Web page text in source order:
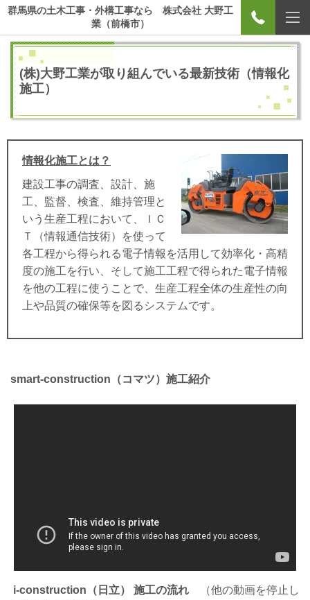
群馬県の土木工事・外構工事なら 株式会社 大野工
業（前橋市）
(株)大野工業が取り組んでいる最新技術（情報化
施工）
情報化施工とは？
建設工事の調査、設計、施
工、監督、検査、維持管理と
いう生産工程において、ＩＣ
Ｔ（情報通信技術）を使って
各工程から得られる電子情報を活用して効率化・高精
度の施工を行い、そして施工工程で得られた電子情報
を他の工程に使うことで、生産工程全体の生産性の向
上や品質の確保等を図るシステムです。
smart-construction（コマツ）施工紹介
i-construction（日立） 施工の流れ
（他の動画を停止し